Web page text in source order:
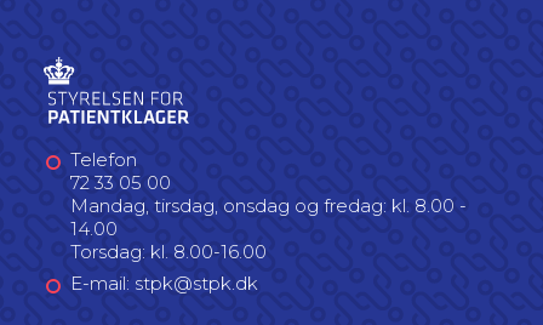
Telefon
72 33 05 00
Mandag, tirsdag, onsdag og fredag: kl. 8.00 -
14.00
Torsdag: kl. 8.00-16.00
E-mail: stpk@stpk.dk